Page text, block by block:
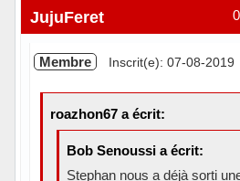
JujuFeret
Membre Inscrit(e): 07-08-2019
roazhon67 a écrit:
Bob Senoussi a écrit:
Stephan nous a déjà sorti